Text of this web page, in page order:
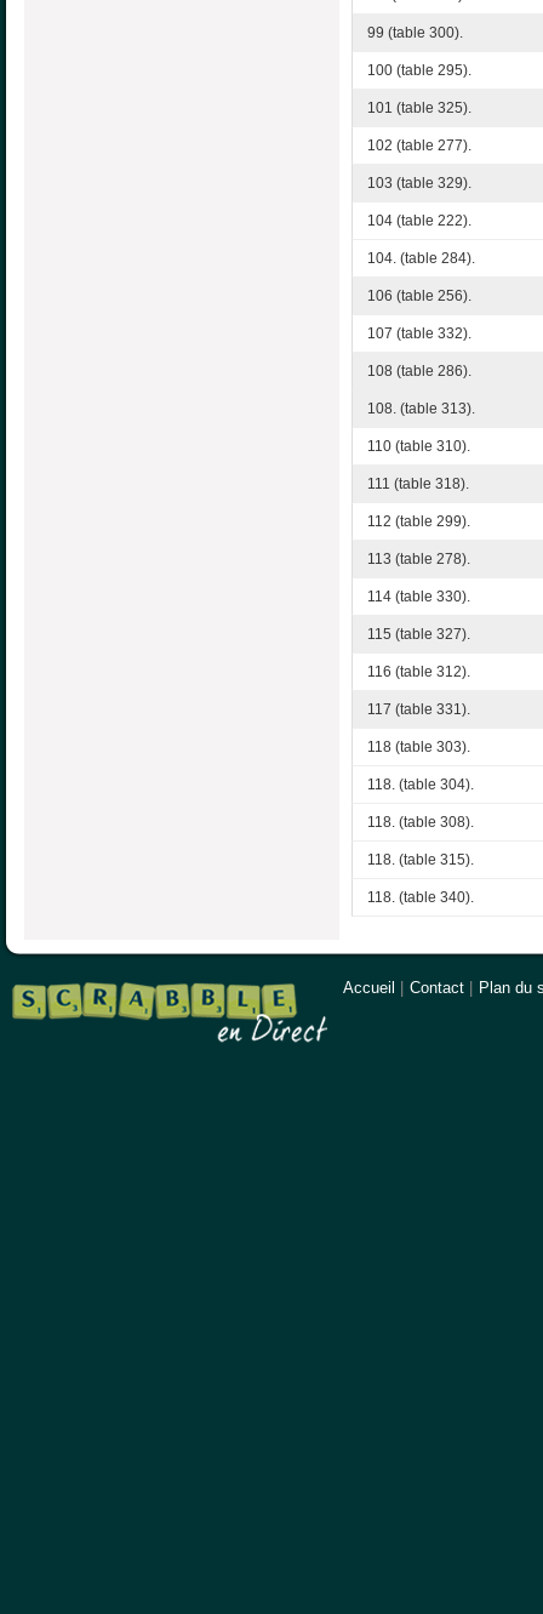
99 (table 300).
100 (table 295).
101 (table 325).
102 (table 277).
103 (table 329).
104 (table 222).
104. (table 284).
106 (table 256).
107 (table 332).
108 (table 286).
108. (table 313).
110 (table 310).
111 (table 318).
112 (table 299).
113 (table 278).
114 (table 330).
115 (table 327).
116 (table 312).
117 (table 331).
118 (table 303).
118. (table 304).
118. (table 308).
118. (table 315).
118. (table 340).
Accueil Contact Plan du